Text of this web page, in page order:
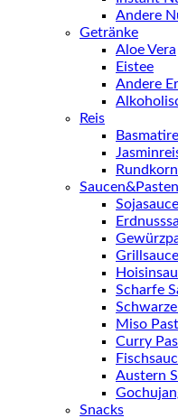
Andere
Getränke
Aloe Vera
Eistee
Andere
Reis
Saucen&Pasten
Scharfe
Miso
Curry
Austern
Snacks